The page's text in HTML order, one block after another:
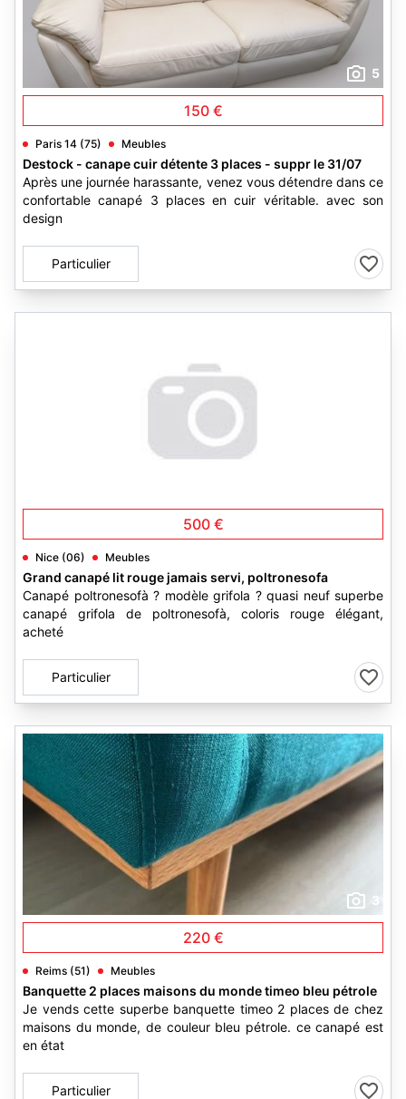
5
150 €
Paris 14 (75) Meubles
Destock - canape cuir détente 3 places - suppr le 31/07
Après une journée harassante, venez vous détendre dans ce
confortable canapé 3 places en cuir véritable. avec son
design
Particulier
500 €
Nice (06) Meubles
Grand canapé lit rouge jamais servi, poltronesofa
Canapé poltronesofà ? modèle grifola ? quasi neuf superbe
canapé grifola de poltronesofà, coloris rouge élégant,
acheté
Particulier
3
220 €
Reims (51) Meubles
Banquette 2 places maisons du monde timeo bleu pétrole
Je vends cette superbe banquette timeo 2 places de chez
maisons du monde, de couleur bleu pétrole. ce canapé est
en état
Particulier